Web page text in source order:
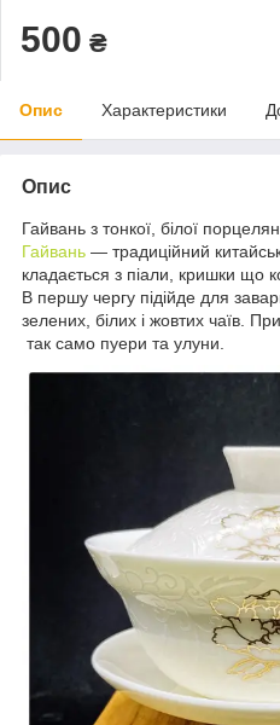
500 ₴
Опис Характеристики
Опис
Гайвань з тонкої, білої
Гайвань ― традиційний
кладається з піали, кришки що
В першу чергу підійде для
зелених, білих і жовтих чаїв.
так само пуери та улуни.